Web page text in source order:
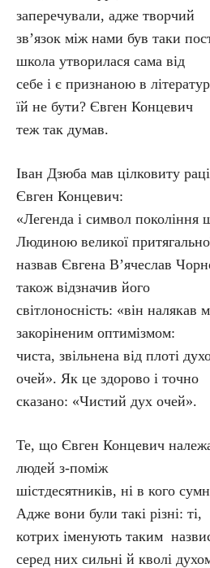
заперечували, адже творчий
зв’язок між нами був таки
школа утворилася сама від
себе і є признаною в
їй не бути? Євген Концевич
теж так думав.
Іван Дзюба мав цілковиту
Євген Концевич:
«Легенда і символ покоління
Людиною великої
назвав Євгена В’ячеслав
також відзначив його
світлоносність: «він налякав
закоріненим оптимізмом:
чиста, звільнена від плоті
очей». Як це здорово і точно
сказано: «Чистий дух очей».
Те, що Євген Концевич
людей з-поміж
шістдесятників, ні в кого
Адже вони були такі різні: ті,
котрих іменують таким
серед них сильні й кволі